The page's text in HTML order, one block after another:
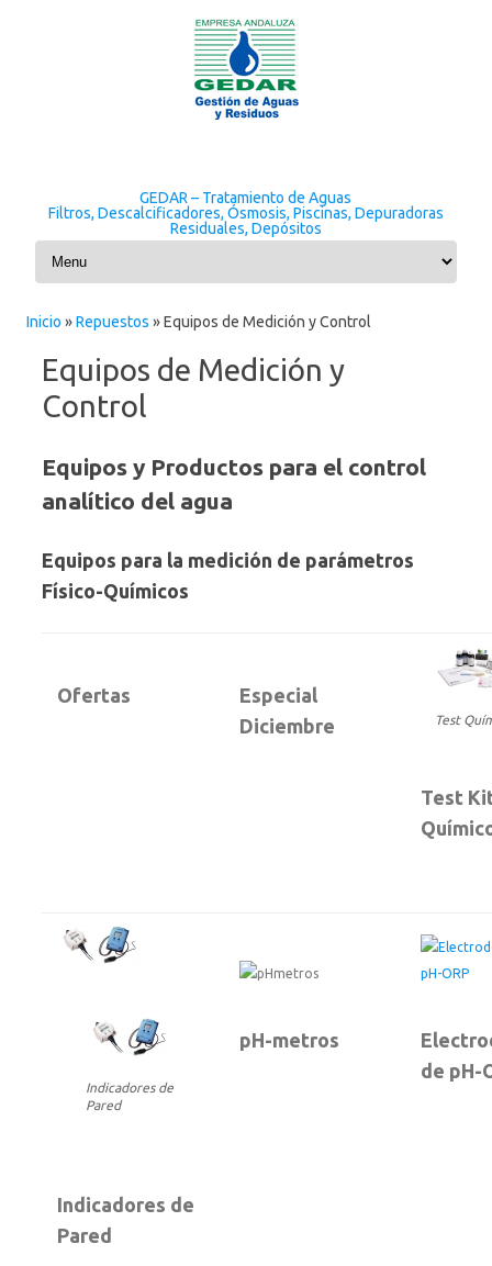
GEDAR – Tratamiento de Aguas
Filtros, Descalcificadores, Ósmosis, Piscinas, Depuradoras
Residuales, Depósitos
Skip to content
Inicio »Repuestos »Equipos de Medición y Control
Equipos de Medición y
Control
Equipos y Productos para el control
analítico del agua
Equipos para la medición de parámetros
Físico-Químicos
Ofertas
Especial
Diciembre
Test
Test
Indicadores de
Pared
Indicadores de
Pared
pH-metros
de pH-